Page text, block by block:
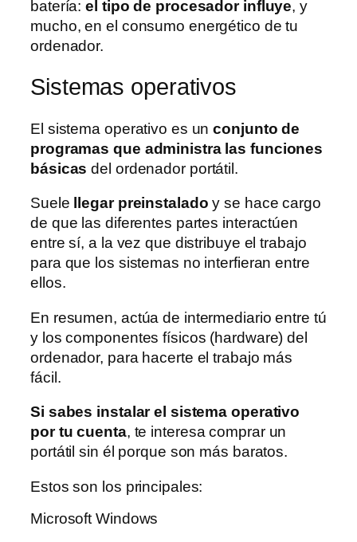
batería: el tipo de procesador influye, y
mucho, en el consumo energético de tu
ordenador.
Sistemas operativos
El sistema operativo es unconjunto de
programas que administra las funciones
básicas del ordenador portátil.
Suele llegar preinstalado y se hace cargo
de que las diferentes partes interactúen
entre sí, a la vez que distribuye el trabajo
para que los sistemas no interfieran entre
ellos.
En resumen, actúa de intermediario entre tú
y los componentes físicos (hardware) del
ordenador, para hacerte el trabajo más
fácil.
Si sabes instalar el sistema operativo
por tu cuenta, te interesa comprar un
portátil sin él porque son más baratos.
Estos son los principales:
Microsoft Windows